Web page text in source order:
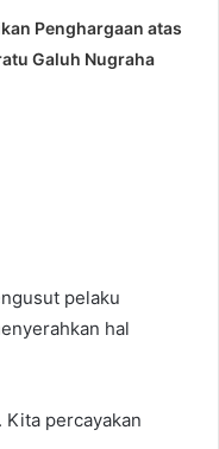
Penghargaan atas
Galuh Nugraha
pelaku
hal
Kita percayakan